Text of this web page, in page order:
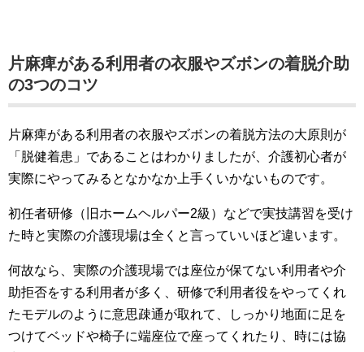
片麻痺がある利用者の衣服やズボンの着脱介助
の3つのコツ
片麻痺がある利用者の衣服やズボンの着脱方法の大原則が
「脱健着患」であることはわかりましたが、介護初心者が
実際にやってみるとなかなか上手くいかないものです。
初任者研修（旧ホームヘルパー2級）などで実技講習を受け
た時と実際の介護現場は全くと言っていいほど違います。
何故なら、実際の介護現場では座位が保てない利用者や介
助拒否をする利用者が多く、研修で利用者役をやってくれ
たモデルのように意思疎通が取れて、しっかり地面に足を
つけてベッドや椅子に端座位で座ってくれたり、時には協